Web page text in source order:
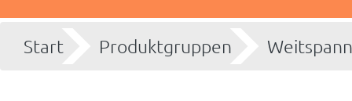
Start Produktgruppen